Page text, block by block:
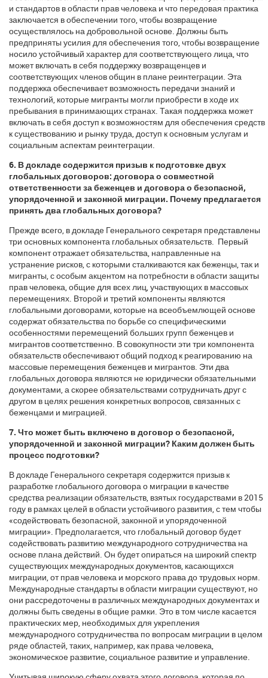
и стандартов в области прав человека и что передовая практика
заключается в обеспечении того, чтобы возвращение
осуществлялось на добровольной основе. Должны быть
предприняты усилия для обеспечения того, чтобы возвращение
носило устойчивый характер для соответствующего лица, что
может включать в себя поддержку возвращенцев и
соответствующих членов общин в плане реинтеграции. Эта
поддержка обеспечивает возможность передачи знаний и
технологий, которые мигранты могли приобрести в ходе их
пребывания в принимающих странах. Такая поддержка может
включать в себя доступ к возможностям для обеспечения средств
к существованию и рынку труда, доступ к основным услугам и
социальным аспектам реинтеграции.
6. В докладе содержится призыв к подготовке двух
глобальных договоров: договора о совместной
ответственности за беженцев и договора о безопасной,
упорядоченной и законной миграции. Почему предлагается
принять два глобальных договора?
Прежде всего, в докладе Генерального секретаря представлены
три основных компонента глобальных обязательств. Первый
компонент отражает обязательства, направленные на
устранение рисков, с которыми сталкиваются как беженцы, так и
мигранты, с особым акцентом на потребности в области защиты
прав человека, общие для всех лиц, участвующих в массовых
перемещениях. Второй и третий компоненты являются
глобальными договорами, которые на всеобъемлющей основе
содержат обязательства по борьбе со специфическими
особенностями перемещений больших групп беженцев и
мигрантов соответственно. В совокупности эти три компонента
обязательств обеспечивают общий подход к реагированию на
массовые перемещения беженцев и мигрантов. Эти два
глобальных договора являются не юридически обязательными
документами, а скорее обязательствами сотрудничать друг с
другом в целях решения конкретных вопросов, связанных с
беженцами и миграцией.
7. Что может быть включено в договор о безопасной,
упорядоченной и законной миграции? Каким должен быть
процесс подготовки?
В докладе Генерального секретаря содержится призыв к
разработке глобального договора о миграции в качестве
средства реализации обязательств, взятых государствами в 2015
году в рамках целей в области устойчивого развития, с тем чтобы
«содействовать безопасной, законной и упорядоченной
миграции». Предполагается, что глобальный договор будет
содействовать развитию международного сотрудничества на
основе плана действий. Он будет опираться на широкий спектр
существующих международных документов, касающихся
миграции, от прав человека и морского права до трудовых норм.
Международные стандарты в области миграции существуют, но
они рассредоточены в различных международных документах и
должны быть сведены в общие рамки. Это в том числе касается
практических мер, необходимых для укрепления
международного сотрудничества по вопросам миграции в целом
ряде областей, таких, например, как права человека,
экономическое развитие, социальное развитие и управление.